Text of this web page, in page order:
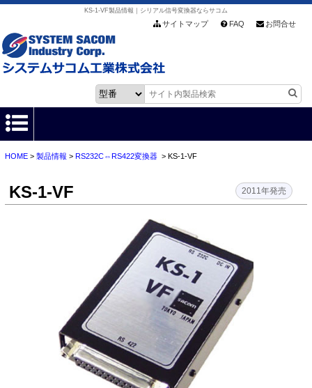
KS-1-VF製品情報｜シリアル信号変換器ならサコム
サイトマップ FAQ お問合せ
HOME
各種ダウンロード
お客様サポート
会社情報
お問い合わせ
HOME> 製品情報 > RS232C⇔RS422変換器> KS-1-VF
KS-1-VF 2011年発売